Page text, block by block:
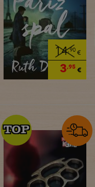
14,90€
3,95€
TOP
TOP